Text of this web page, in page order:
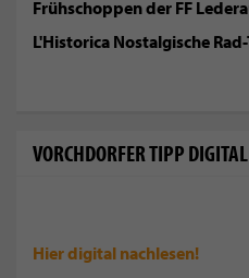
Frühschoppen der FF
L'Historica Nostalgische
VORCHDORFER TIPP DIGITAL
Hier digital nachlesen!